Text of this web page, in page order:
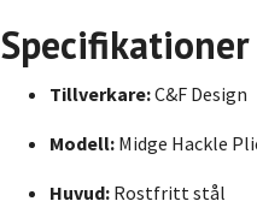
Specifikationer
Tillverkare:C&F Design
Modell: Midge Hackle
Huvud: Rostfritt stål